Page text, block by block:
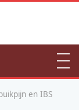
en IBS